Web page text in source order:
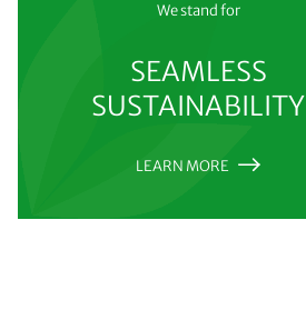
We stand for
SEAMLESS
SUSTAINABILITY
LEARN MORE